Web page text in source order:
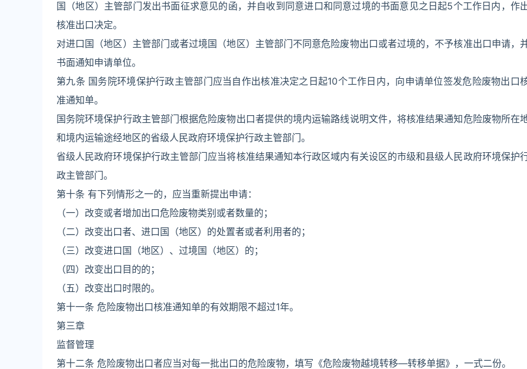
国（地区）主管部门发出书面征求意见的函，并自收到同意进口和同意过境的书面意见之日起5个工作日内，作
核准出口决定。
对进口国（地区）主管部门或者过境国（地区）主管部门不同意危险废物出口或者过境的，不予核准出口申请，
书面通知申请单位。
第九条 国务院环境保护行政主管部门应当自作出核准决定之日起10个工作日内，向申请单位签发危险废物出口
准通知单。
国务院环境保护行政主管部门根据危险废物出口者提供的境内运输路线说明文件，将核准结果通知危险废物所在
和境内运输途经地区的省级人民政府环境保护行政主管部门。
省级人民政府环境保护行政主管部门应当将核准结果通知本行政区域内有关设区的市级和县级人民政府环境保护
政主管部门。
第十条 有下列情形之一的，应当重新提出申请：
（一）改变或者增加出口危险废物类别或者数量的；
（二）改变出口者、进口国（地区）的处置者或者利用者的；
（三）改变进口国（地区）、过境国（地区）的；
（四）改变出口目的的；
（五）改变出口时限的。
第十一条 危险废物出口核准通知单的有效期限不超过1年。
第三章
监督管理
第十二条 危险废物出口者应当对每一批出口的危险废物，填写《危险废物越境转移—转移单据》，一式二份。